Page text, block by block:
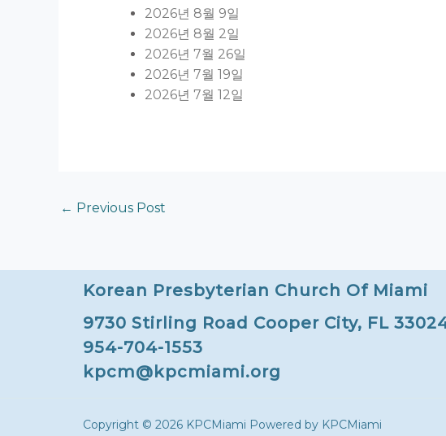
2026년 8월 9일
2026년 8월 2일
2026년 7월 26일
2026년 7월 19일
2026년 7월 12일
← Previous Post
Korean Presbyterian Church Of Miami
9730 Stirling Road Cooper City, FL
954-704-1553
kpcm@kpcmiami.org
Copyright © 2026 KPCMiami Powered by KPCMiami